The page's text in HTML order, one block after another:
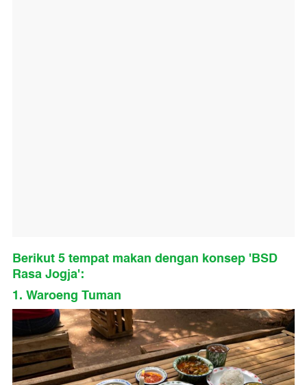
Berikut 5 tempat makan dengan konsep 'BSD
Rasa Jogja':
1. Waroeng Tuman